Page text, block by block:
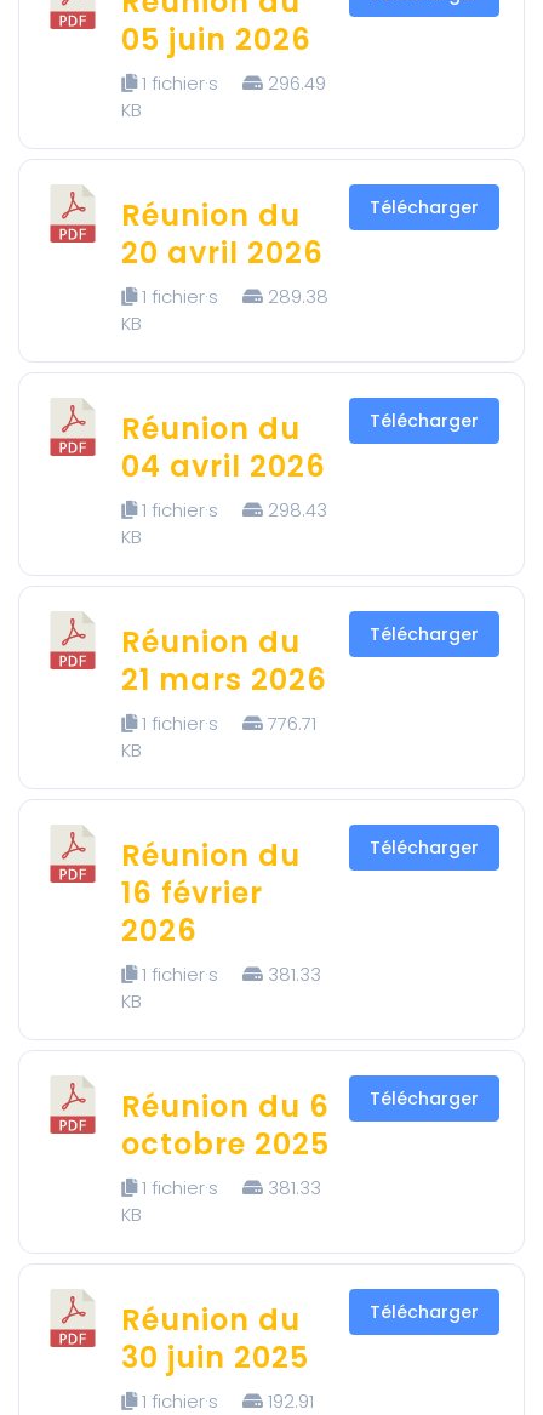
05 juin 2026
1 fichier·s
296.49
KB
Réunion du
20 avril 2026
1 fichier·s
289.38
KB
Télécharger
Réunion du
04 avril 2026
1 fichier·s
298.43
KB
Télécharger
Réunion du
21 mars 2026
1 fichier·s
776.71
KB
Télécharger
Réunion du
16 février
2026
1 fichier·s
381.33
KB
Télécharger
Réunion du 6
octobre 2025
1 fichier·s
381.33
KB
Télécharger
Réunion du
30 juin 2025
1 fichier·s
192.91
Télécharger